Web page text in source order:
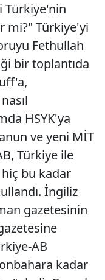
Türkiye'nin
mi?" Türkiye'yi
Fethullah
bir toplantıda
HSYK'ya
ve yeni MİT
Türkiye ile
bu kadar
İngiliz
gazetesinin
AB
kadar